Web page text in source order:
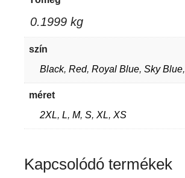
0.1999 kg
szín
Black, Red, Royal Blue, Sky Blue,
méret
2XL, L, M, S, XL, XS
Kapcsolódó termékek